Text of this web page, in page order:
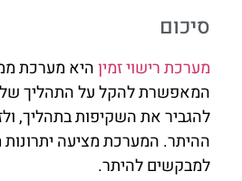
סיכום
מערכת רישוי זמיןהיא מערכת
המאפשרת להקל על התהליך של
להגביר את השקיפות בתהליך,
ההיתר. המערכת מציעה
למבקשים להיתר.